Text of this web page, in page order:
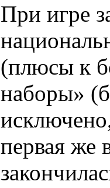
При игре
(плюсы к
наборы»
первая же